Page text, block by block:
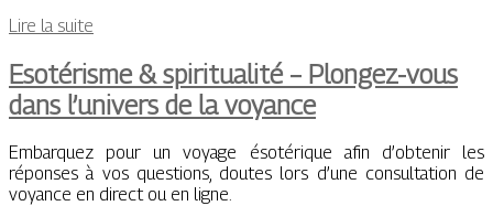
Lire la suite
Esotérisme & spiritualité – Plongez-vous
dans l’univers de la voyance
Embarquez pour un voyage ésotérique afin d’obtenir les
réponses à vos questions, doutes lors d’une consultation de
voyance en direct ou en ligne.